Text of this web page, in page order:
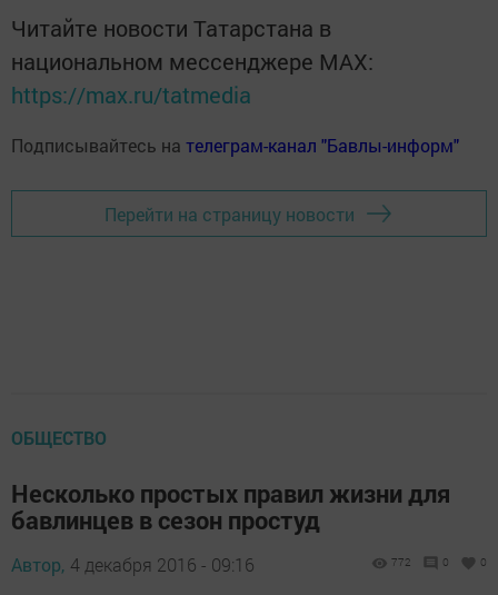
Читайте новости Татарстана в
национальном мессенджере MАХ:
https://max.ru/tatmedia
Подписывайтесь на телеграм-канал "Бавлы-информ"
Перейти на страницу новости
ОБЩЕСТВО
Несколько простых правил жизни для
бавлинцев в сезон простуд
Автор, 4 декабря 2016 - 09:16 772 0 0